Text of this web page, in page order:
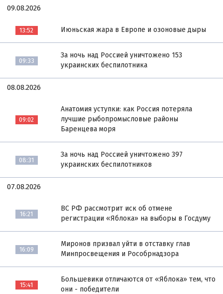
09.08.2026
13:52 Июньская жара в Европе и озоновые дыры
09:33
За ночь над Россией уничтожено 153
украинских беспилотника
08.08.2026
09:02
Анатомия уступки: как Россия потеряла
лучшие рыбопромысловые районы
Баренцева моря
08:31
За ночь над Россией уничтожено 397
украинских беспилотников
07.08.2026
16:21
ВС РФ рассмотрит иск об отмене
регистрации «Яблока» на выборы в Госдуму
16:09
Миронов призвал уйти в отставку глав
Минпросвещения и Рособрнадзора
15:41
Большевики отличаются от «Яблока» тем, что
они - победители